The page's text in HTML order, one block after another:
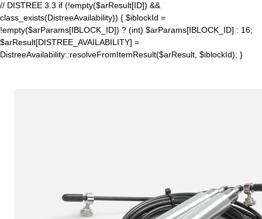
// DISTREE 3.3 if (!empty($arResult[ID]) &&
class_exists(DistreeAvailability)) { $iblockId =
!empty($arParams[IBLOCK_ID]) ? (int) $arParams[IBLOCK_ID] : 16;
$arResult[DISTREE_AVAILABILITY] =
DistreeAvailability::resolveFromItemResult($arResult, $iblockId); }